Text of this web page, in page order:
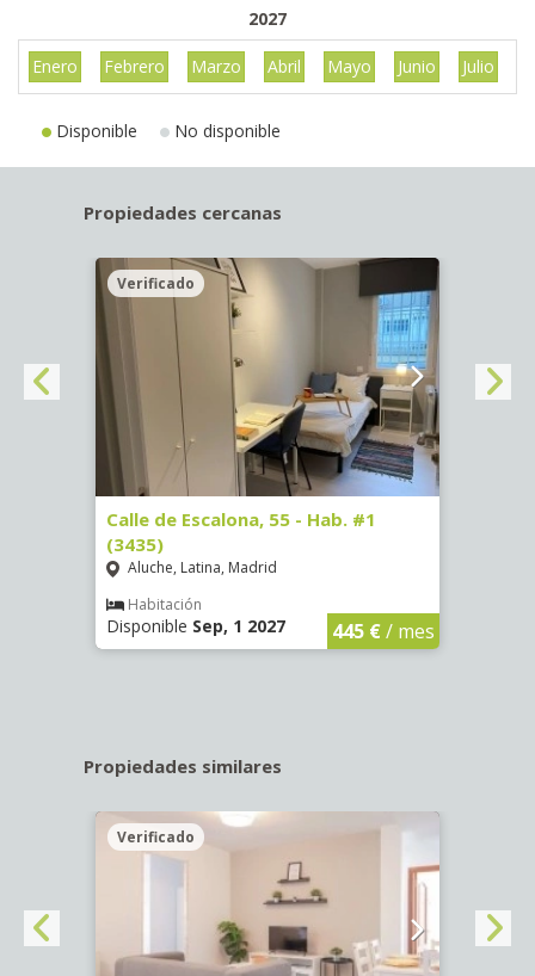
2027
Enero Febrero Marzo Abril Mayo Junio Julio
Disponible No disponible
Propiedades cercanas
Verificado
Calle de Escalona, 55 - Hab. #1
(3435)
Aluche, Latina, Madrid
Habitación
Disponible Sep, 1 2027 445 €/ mes
Propiedades similares
Verificado